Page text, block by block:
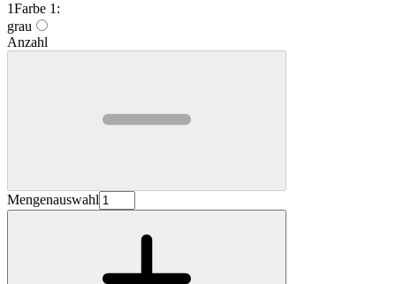
1Farbe 1:
grau
Anzahl
Mengenauswahl